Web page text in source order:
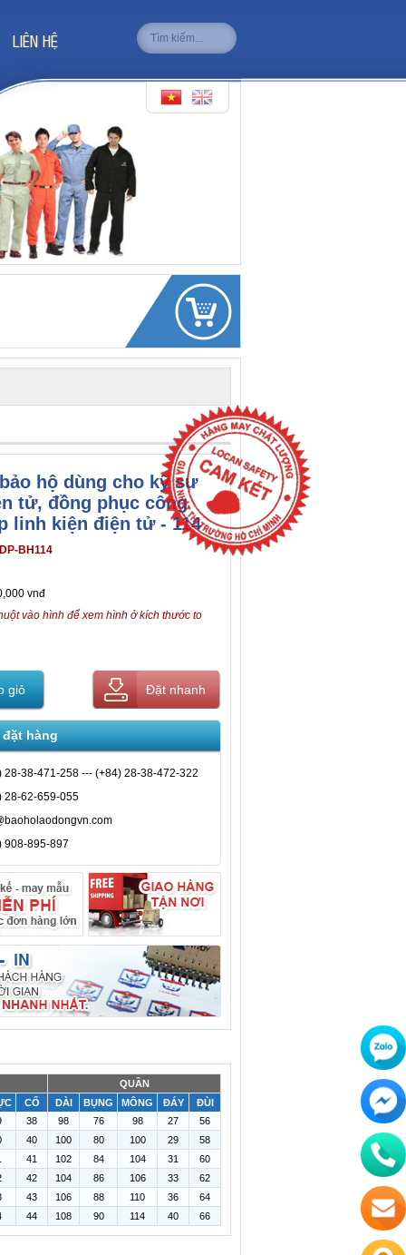
LIÊN HỆ
hộ dùng cho kỹ sư
tử, đồng phục công
linh kiện điện tử - 114
BH114
vnđ
vào hình để xem hình ở kích thước to
giỏ Đặt nhanh
hàng
28-38-471-258 --- (+84) 28-38-472-322
28-62-659-055
908-895-897
QUẦN
CỔ DÀI BỤNG MÔNG ĐÁY
ĐÙI
38 98 76 98 27
56
40 100 80 100 29
58
41 102 84 104 31
60
42 104 86 106 33
62
43 106 88 110 36
64
44 108 90 114 40 66